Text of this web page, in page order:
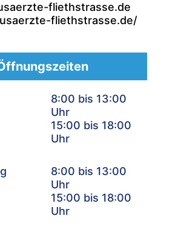
fliethstrasse.de
fliethstrasse.de/
8:00 bis 13:00
Uhr
15:00 bis 18:00
Uhr
8:00 bis 13:00
Uhr
15:00 bis 18:00
Uhr